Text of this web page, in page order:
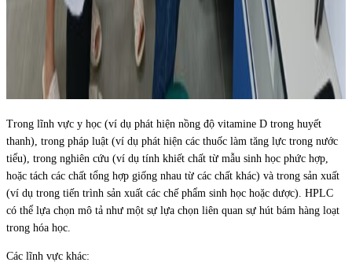
Trong lĩnh vực y học (ví dụ phát hiện nồng độ vitamine D trong huyết
thanh), trong pháp luật (ví dụ phát hiện các thuốc làm tăng lực trong nước
tiểu), trong nghiên cứu (ví dụ tính khiết chất từ mẫu sinh học phức hợp,
hoặc tách các chất tổng hợp giống nhau từ các chất khác) và trong sản xuất
(ví dụ trong tiến trình sản xuất các chế phẩm sinh học hoặc dược). HPLC
có thể lựa chọn mô tả như một sự lựa chọn liên quan sự hút bám hàng loạt
trong hóa học.
Các lĩnh vực khác: